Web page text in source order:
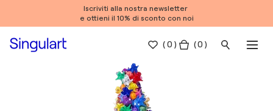
Iscriviti alla nostra newsletter
e ottieni il 10% di sconto con noi
(0 ) ( 0 )